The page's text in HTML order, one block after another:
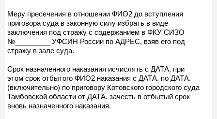
Меру пресечения в отношении ФИО2 до вступления
приговора суда в законную силу избрать в виде
заключения под стражу с содержанием в ФКУ СИЗО
№_________ УФСИН России по АДРЕС, взяв его под
стражу в зале суда.
Срок назначенного наказания исчислять с ДАТА, при
этом срок отбытого ФИО2 наказания с ДАТА. по ДАТА.
(включительно) по приговору Котовского городского суда
Тамбовской области от ДАТА. зачесть в отбытый срок
вновь назначенного наказания.